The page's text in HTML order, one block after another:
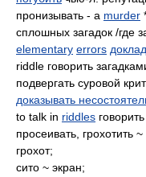
пронизывать - a murder
сплошных загадок /где
elementary errors доклад
riddle говорить
подвергать суровой
доказывать
to talk in riddles
просеивать, грохотить
грохот;
сито ~ экран;